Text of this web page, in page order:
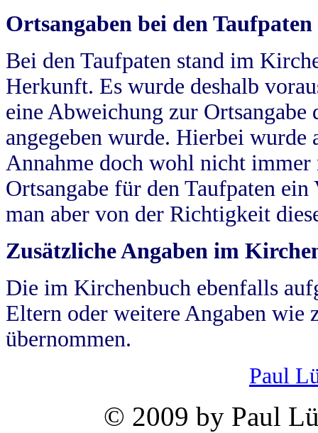
Ortsangaben bei den Taufpaten
Bei den Taufpaten stand im
Herkunft. Es wurde deshalb
eine Abweichung zur
angegeben wurde. Hierbei wurde
Annahme doch wohl nicht
Ortsangabe für den Taufpaten
man aber von der Richtigkeit
Zusätzliche Angaben im
Die im Kirchenbuch ebenfalls
Eltern oder weitere Angaben wie
übernommen.
Paul
© 2009 by Paul